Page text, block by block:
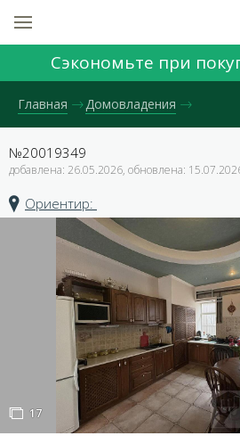
Сэкономьте при
Главная Домовладения
№20019349
добавлена: 26.05.2026, обновлена:
17
Ориентир:
17